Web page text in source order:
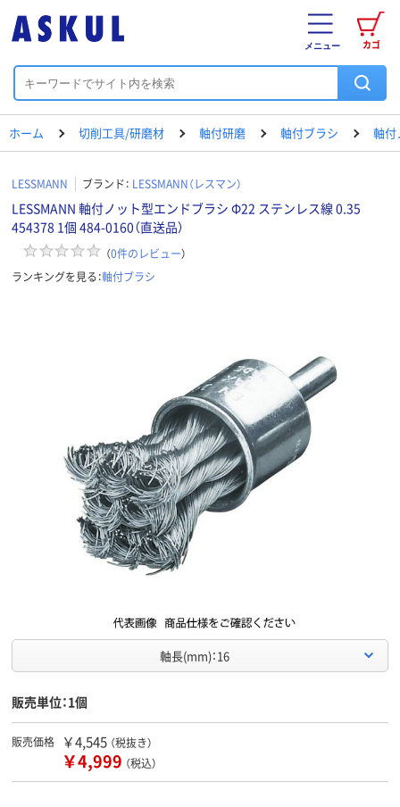
カゴ
メニュー
ホーム 切削工具/研磨材 軸付研磨 軸付ブラシ 軸付
LESSMANN ブランド： LESSMANN（レスマン）
LESSMANN 軸付ノット型エンドブラシ Φ22 ステンレス線 0.35
454378 1個 484-0160（直送品）
（0件のレビュー）
ランキングを見る：軸付ブラシ
軸長(mm)：16
販売単位：1個
販売価格 ￥4,545 （税抜き）
￥4,999 （税込）